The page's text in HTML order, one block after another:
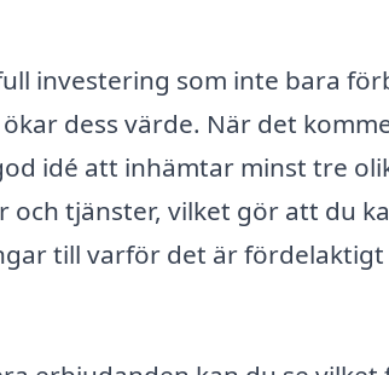
investering som inte bara
dess värde. När det
idé att inhämtar minst tre
tjänster, vilket gör att du
till varför det är